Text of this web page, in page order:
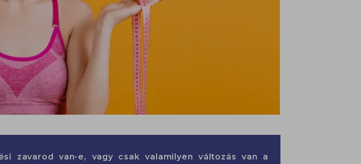
zavarod van-e, vagy csak valamilyen változás van a